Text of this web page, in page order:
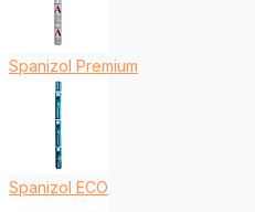
Spanizol Premium
Spanizol ECO